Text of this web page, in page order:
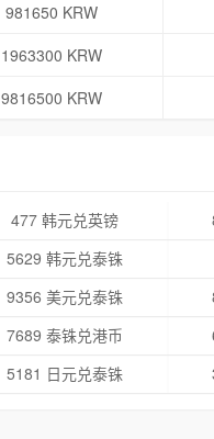
981650 KRW
1963300 KRW
9816500 KRW
477 韩元兑英镑
5629 韩元兑泰铢
9356 美元兑泰铢
7689 泰铢兑港币
5181 日元兑泰铢